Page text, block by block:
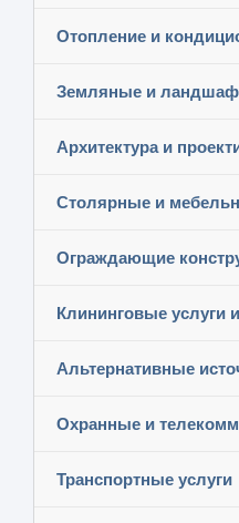
Отопление и
Земляные и
Архитектура и
Столярные и
Ограждающие
Клининговые услуги
Альтернативные
Охранные и
Транспортные услуги